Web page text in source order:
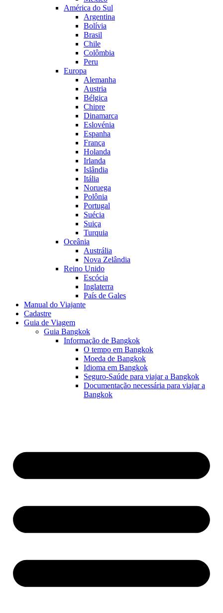
América do Sul
Argentina
Bolívia
Brasil
Chile
Colômbia
Peru
Europa
Alemanha
Austria
Bélgica
Chipre
Dinamarca
Eslovénia
Espanha
França
Holanda
Irlanda
Islândia
Itália
Noruega
Polônia
Portugal
Suécia
Suiça
Turquia
Oceânia
Austrália
Nova Zelândia
Reino Unido
Escócia
Inglaterra
País de Gales
Manual do Viajante
Cadastre
Guia de Viagem
Guia Bangkok
Informação de Bangkok
O tempo em Bangkok
Moeda de Bangkok
Idioma em Bangkok
Seguro-Saúde para viajar a Bangkok
Documentação necessária para viajar a
Bangkok